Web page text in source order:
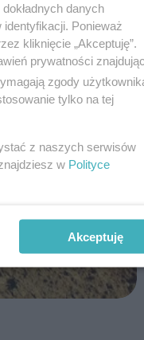
danych
Ponieważ
kliknięcie „Akceptuję”.
prywatności
zgody
tylko na tej
z naszych serwisów
w Polityce
Akceptuję